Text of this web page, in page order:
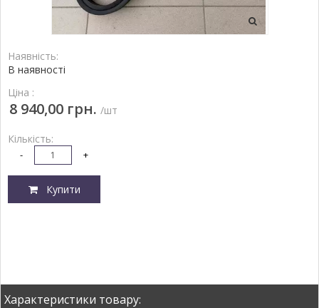
Наявність:
В наявності
Ціна :
8 940,00 грн. /шт
Кількість:
- +
Купити
Характеристики товару: